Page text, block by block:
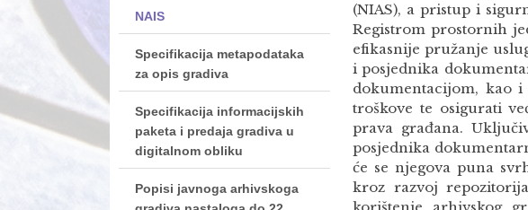
NAIS
Specifikacija metapodataka
za opis gradiva
Specifikacija informacijskih
paketa i predaja gradiva u
digitalnom obliku
Popisi javnoga arhivskoga
(NIAS), a pristup i
Registrom prostornih
efikasnije pružanje
i posjednika
dokumentacijom, kao i
troškove te osigurati
prava građana.
posjednika
će se njegova puna
kroz razvoj